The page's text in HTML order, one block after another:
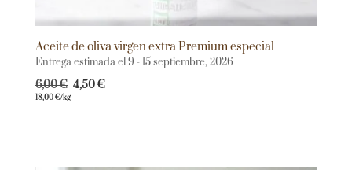
Aceite de oliva virgen extra Premium especial
Entrega estimada el 9 - 15 septiembre, 2026
6,00€ 4,50€
18,00€/kg